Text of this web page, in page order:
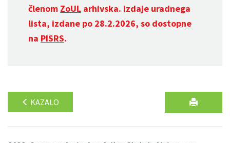
členom ZoUL arhivska. Izdaje uradnega
lista, izdane po 28.2.2026, so dostopne
na PISRS.
KAZALO